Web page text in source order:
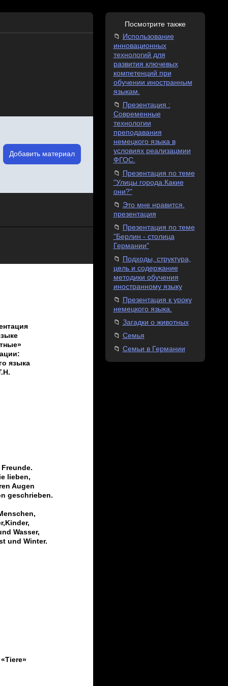
Добавить материал
языка
lieben,
Augen
geschrieben.
Wasser,
und Winter.
Посмотрите также
Использование
инновационных
технологий для
развития ключевых
компетенций при
обучении иностранным
языкам.
Презентация :
Современные
технологии
преподавания
немецкого языка в
условиях реализацмии
ФГОС.
Презентация по теме
"Улицы города.Какие
они?"
Это мне нравится.
презентация
Презентация по теме
"Берлин - столица
Германии"
Подходы, структура,
цель и содержание
методики обучения
иностранному языку
Презентация к уроку
немецкого языка.
Загадки о животных
Семья
Семьи в Германии